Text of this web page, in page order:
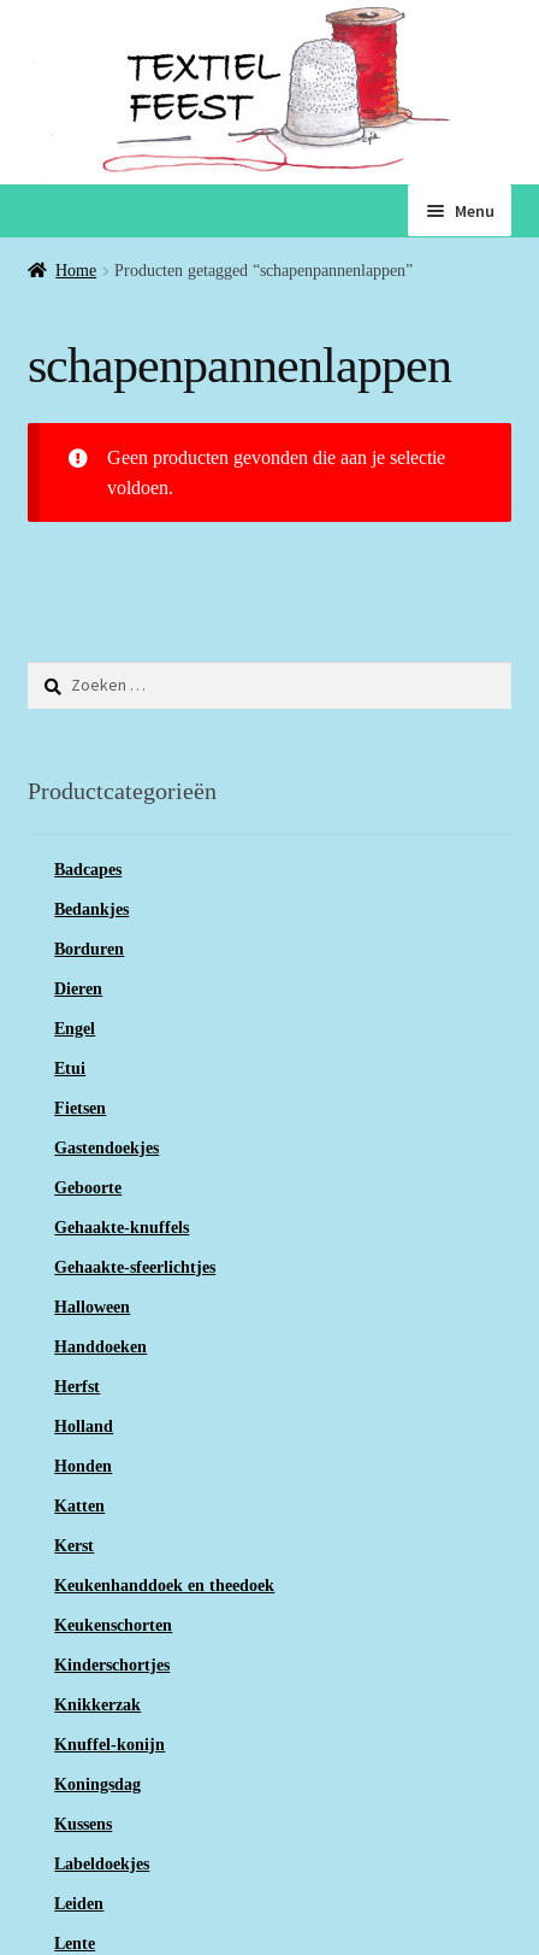
naar
de
Menu
Home
Winkelmand
Voorwaarden
Over ons
Home Producten getagged “schapenpannenlappen”
schapenpannenlappen
Geen producten gevonden die aan je selectie
voldoen.
naar:
Productcategorieën
Badcapes
Bedankjes
Borduren
Dieren
Engel
Etui
Fietsen
Gastendoekjes
Geboorte
Gehaakte-knuffels
Gehaakte-sfeerlichtjes
Halloween
Handdoeken
Herfst
Holland
Honden
Katten
Kerst
Keukenhanddoek en theedoek
Keukenschorten
Kinderschortjes
Knikkerzak
Knuffel-konijn
Koningsdag
Kussens
Labeldoekjes
Leiden
Lente